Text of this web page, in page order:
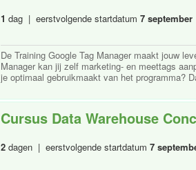
1 dag | eerstvolgende startdatum 7 september
De Training Google Tag Manager maakt jouw
Manager kan jij zelf marketing- en meettags
je optimaal gebruikmaakt van het programma?
Cursus Data Warehouse
2 dagen | eerstvolgende startdatum 7